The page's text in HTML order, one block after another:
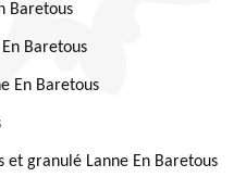
Baretous
Baretous
En Baretous
et granulé Lanne En Baretous